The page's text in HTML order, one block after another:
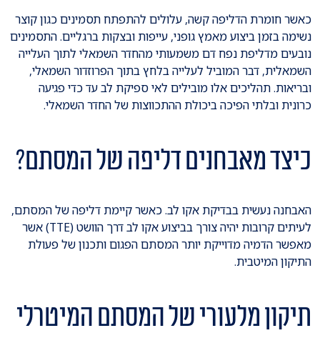
כאשר חומרת הדליפה קשה, עלולים להתפתח תסמינים כגון קוצר
נשימה בזמן ביצוע מאמץ גופני, עייפות ובצקות ברגליים. התסמינים
נובעים מדליפת נפח דם משמעותי מהחדר השמאלי לתוך העלייה
השמאלית, דבר המוביל לעלייה בלחץ בתוך הפרוזדור השמאלי,
ובריאות. תהליכים אלו מובילים לאי ספיקת לב עד כדי פגיעה
כרונית ובלתי הפיכה ביכולת ההתכווצות של החדר השמאלי.
כיצד מאבחנים דליפה של המסתם?
האבחנה נעשית בבדיקת אקו לב. כאשר קיימת דליפה של המסתם,
לעיתים קרובות יהיה צורך בביצוע אקו לב דרך הוושט (TTE) אשר
מאפשר הדמיה מדוייקת יותר המסתם הפגום ותכנון של פעולת
התיקון המיטבית.
תיקון מלעורי של המסתם המיטרלי